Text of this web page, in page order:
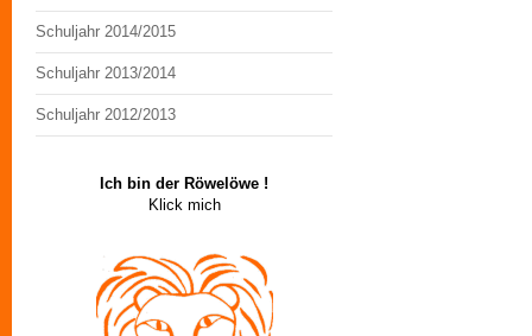
Schuljahr 2014/2015
Schuljahr 2013/2014
Schuljahr 2012/2013
Ich bin der Röwelöwe !
Klick mich